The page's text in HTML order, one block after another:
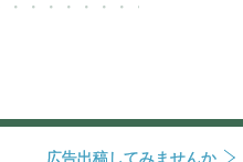
広告出稿してみませんか